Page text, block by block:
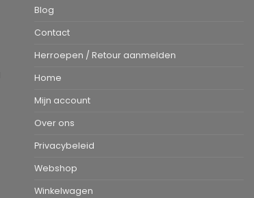
Blog
Contact
Herroepen / Retour aanmelden
Home
Mijn account
Over ons
Privacybeleid
Webshop
Winkelwagen